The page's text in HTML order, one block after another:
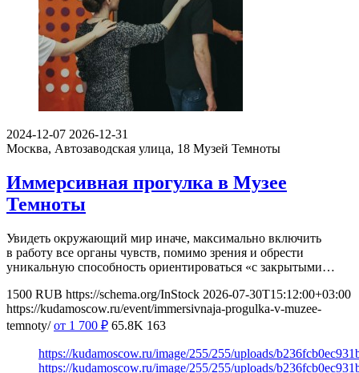
2024-12-07 2026-12-31
Москва, Автозаводская улица, 18 Музей Темноты
Иммерсивная прогулка в Музее
Темноты
Увидеть окружающий мир иначе, максимально включить
в работу все органы чувств, помимо зрения и обрести
уникальную способность ориентироваться «с закрытыми…
1500 RUB https://schema.org/InStock 2026-07-30T15:12:00+03:00
https://kudamoscow.ru/event/immersivnaja-progulka-v-muzee-
temnoty/ от 1 700 ₽ 65.8K 163
https://kudamoscow.ru/image/255/255/uploads/
https://kudamoscow.ru/image/255/255/uploads/